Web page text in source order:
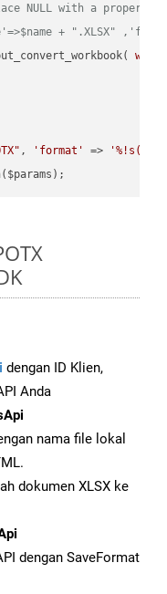
NULL with a proper
+ ".XLSX"
, 'format' =>
dengan ID Klien,
Anda
nama file lokal
dokumen XLSX ke
dengan SaveFormat